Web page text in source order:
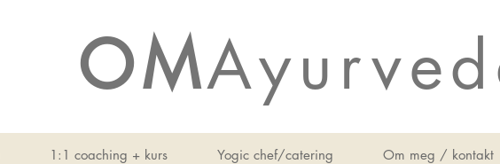
OM
1:1 coaching + kurs Yogic chef/catering Om meg / kontakt